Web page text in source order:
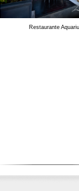
Restaurante